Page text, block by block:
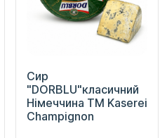
Сир
"DORBLU"класичний
Німеччина ТМ Kaserei
Champignon